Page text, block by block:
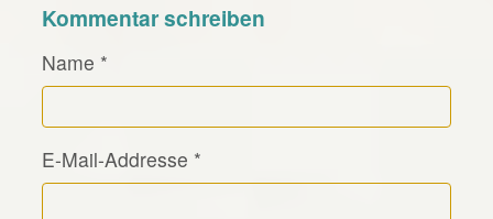
Kommentar schreiben
Name *
E-Mail-Addresse *